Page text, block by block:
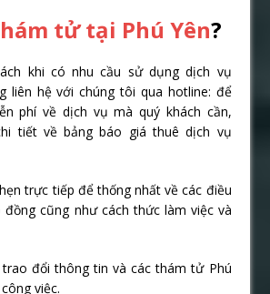
tử tại Phú Yên?
khi có nhu cầu sử dụng dịch vụ
liên hệ với chúng tôi qua hotline: để
phí về dịch vụ mà quý khách cần,
tiết về bảng báo giá thuê dịch vụ
trực tiếp để thống nhất về các điều
cũng như cách thức làm việc và
đổi thông tin và các thám tử Phú
việc.